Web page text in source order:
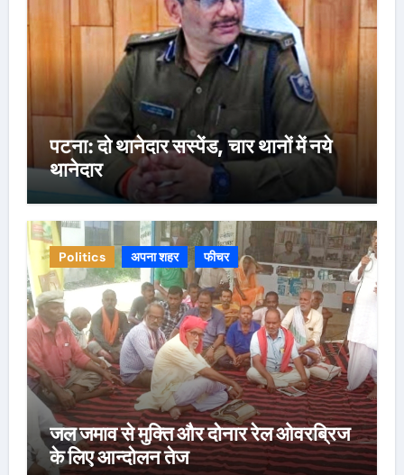
पटना: दो थानेदार सस्पेंड, चार थानों में नये
थानेदार
Politics अपना शहर फीचर
जल जमाव से मुक्ति और दोनार रेल ओवरब्रिज
के लिए आन्दोलन तेज